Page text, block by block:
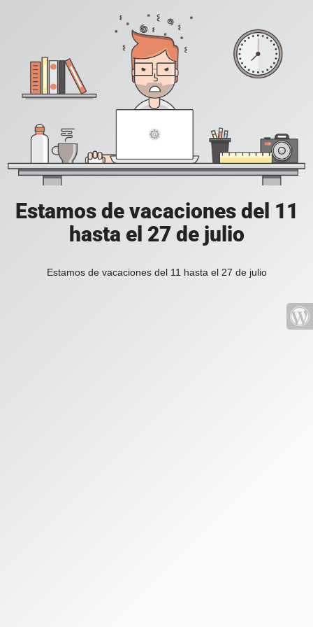
Estamos de vacaciones del 11
hasta el 27 de julio
Estamos de vacaciones del 11 hasta el 27 de julio